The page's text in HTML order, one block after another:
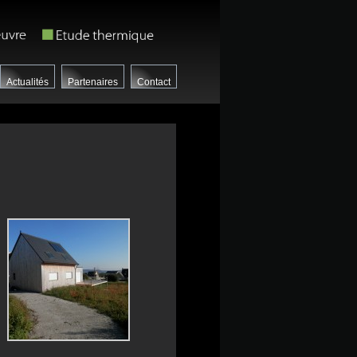
Actualités Partenaires Contact